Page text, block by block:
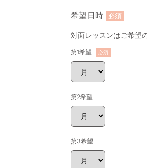
希望日時 必須
対面レッスンはご希望
第1希望 必須
第2希望
第3希望